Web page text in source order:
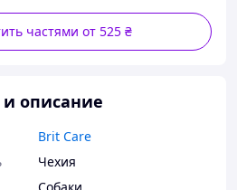
частями от 525 ₴
описание
Brit Care
Чехия